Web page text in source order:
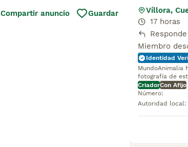
Compartir anuncio Guardar
Víllora,
17 horas
Miembro
Identidad
MundoAnimalia
fotografía de
CriadorCon Afijo
Número:
Autoridad local: